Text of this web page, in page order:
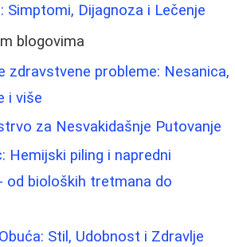
Simptomi, Dijagnoza i Lečenje
blogovima
zdravstvene probleme: Nesanica,
i više
za Nesvakidašnje Putovanje
Hemijski piling i napredni
od bioloških tretmana do
Stil, Udobnost i Zdravlje